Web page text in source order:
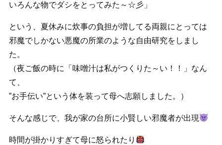
いろんな物でダシをとってみた～☆彡」
という、夏休みに炊事の負担が増してる両親にとっては
邪魔でしかない悪魔の所業のような自由研究をしまし
た。
（夜ご飯の時に「味噌汁は私がつくりた～い！！」なん
て、
”お手伝い”という体を装って母へ志願しました。）
そんな感じで、我が家の台所に小賢しい邪魔者が出現
時間が掛かりすぎて母に怒られたり